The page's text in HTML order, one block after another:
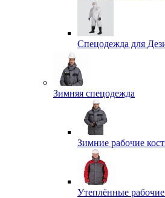
Спецодежда для
Зимняя спецодежда
Зимние рабочие
Утеплённые